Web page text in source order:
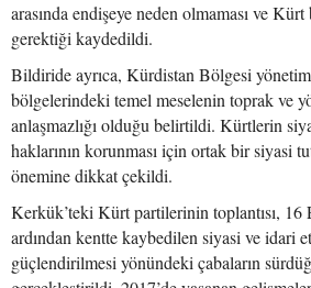
arasında endişeye neden olmaması ve
gerektiği kaydedildi.
Bildiride ayrıca, Kürdistan Bölgesi
bölgelerindeki temel meselenin toprak ve
anlaşmazlığı olduğu belirtildi. Kürtlerin
haklarının korunması için ortak bir siyasi
önemine dikkat çekildi.
Kerkük’teki Kürt partilerinin toplantısı, 16
ardından kentte kaybedilen siyasi ve idari
güçlendirilmesi yönündeki çabaların